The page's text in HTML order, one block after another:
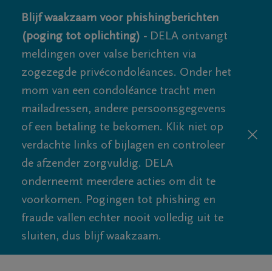
Blijf waakzaam voor phishingberichten
(poging tot oplichting) - DELA ontvangt
meldingen over valse berichten via
zogezegde privécondoléances. Onder het
mom van een condoléance tracht men
mailadressen, andere persoonsgegevens
of een betaling te bekomen. Klik niet op
verdachte links of bijlagen en controleer
de afzender zorgvuldig. DELA
onderneemt meerdere acties om dit te
voorkomen. Pogingen tot phishing en
fraude vallen echter nooit volledig uit te
sluiten, dus blijf waakzaam.